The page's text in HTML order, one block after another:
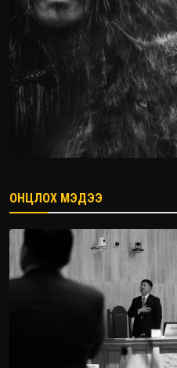
2026.08.08
ОНЦЛОХ МЭДЭЭ